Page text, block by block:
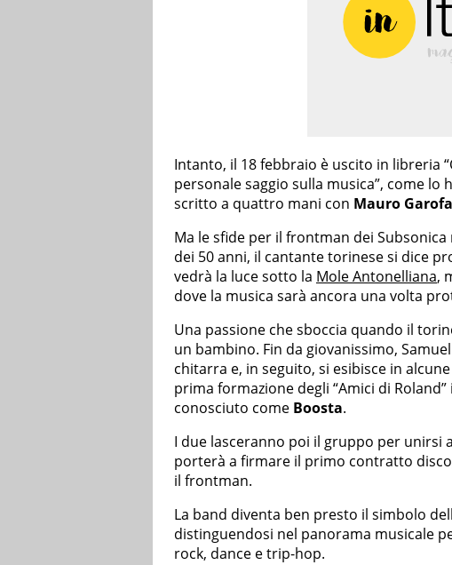
Intanto, il 18 febbraio è uscito in libreria
personale saggio sulla musica”, come lo
scritto a quattro mani con Mauro
Ma le sfide per il frontman dei
dei 50 anni, il cantante torinese si dice
vedrà la luce sotto la Mole Antonelliana,
dove la musica sarà ancora una volta
Una passione che sboccia quando il
un bambino. Fin da giovanissimo,
chitarra e, in seguito, si esibisce in
prima formazione degli “Amici di
conosciuto come Boosta.
I due lasceranno poi il gruppo per unirsi
porterà a firmare il primo contratto
il frontman.
La band diventa ben presto il simbolo
distinguendosi nel panorama musicale
rock, dance e trip-hop.